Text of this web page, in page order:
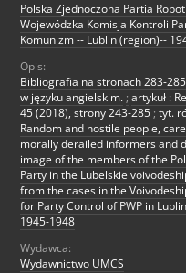
Polska Zjednoczona Partia
Wojewódzka Komisja Kontroli
Komunizm -- Lublin (region)--
Opis:
Bibliografia na stronach 283-
w języku angielskim. ; artykuł :
45 (2018), strony 243-285 ; tyt.
Random and hostile people,
morally derailed informers and
image of the members of the
Party in the Lubelskie
from the cases in the
for Party Control of PWP in
1945-1948
Wydawca:
Wydawnictwo UMCS